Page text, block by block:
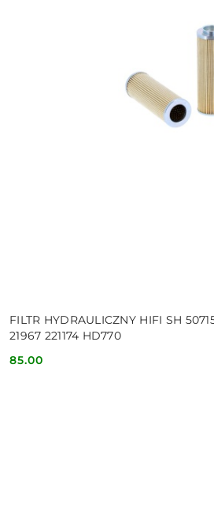
FILTR HYDRAULICZNY HIFI SH
21967 221174 HD770
Cena:
85.00